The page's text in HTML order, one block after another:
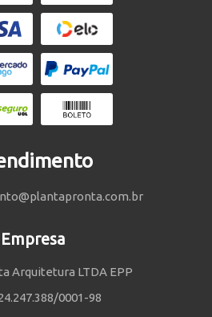
Empresa
Arquitetura LTDA EPP
0001-98